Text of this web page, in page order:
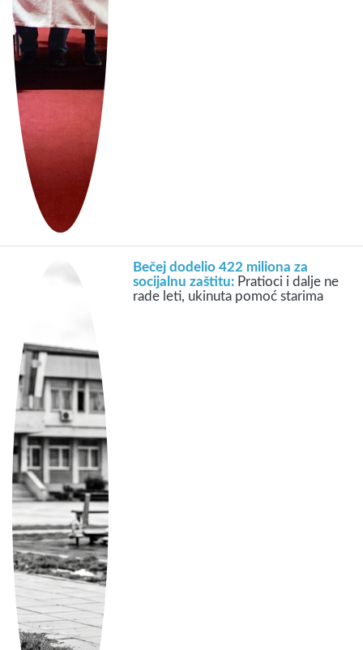
Bečej dodelio 422 miliona za
socijalnu zaštitu: Pratioci i dalje ne
rade leti, ukinuta pomoć starima